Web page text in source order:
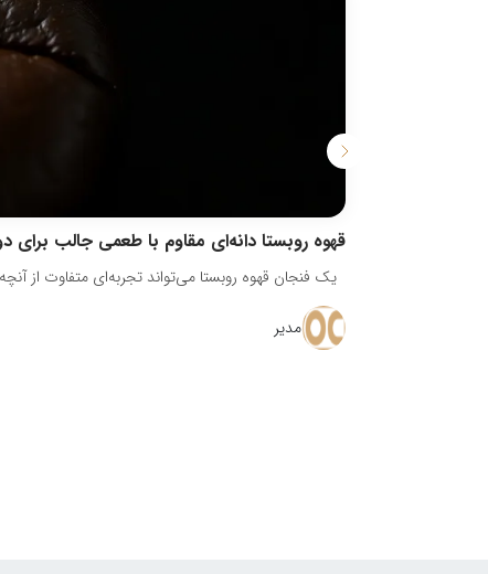
قهوه روبستا دانه‌ای مقاوم با طعمی جالب برای
یک فنجان قهوه روبستا می‌تواند تجربه‌ای متفاوت از
مدیر